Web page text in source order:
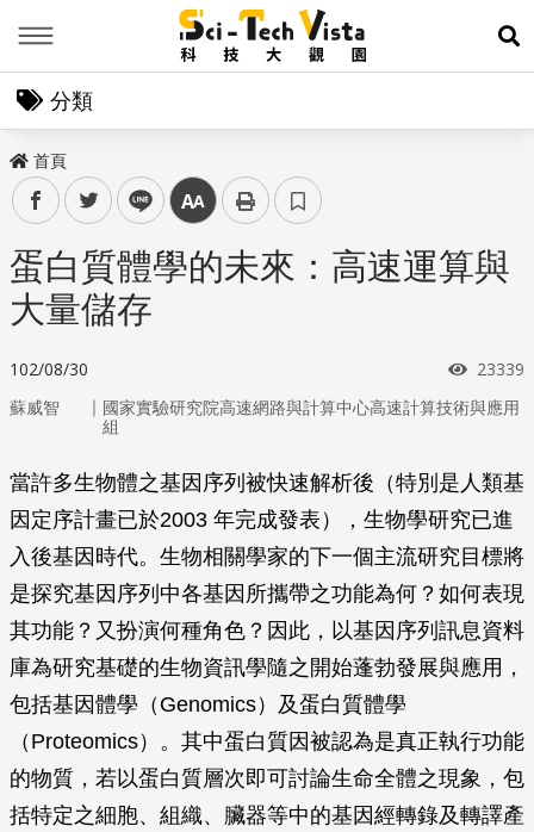
展
分類
首頁
facebooktwitter line 中
蛋白質體學的未來：高速運算與
大量儲存
102/08/30 瀏覽次
23339
蘇威智 ｜ 國家實驗研究院高速網路與計算中心高速計算技術與應用
組
當許多生物體之基因序列被快速解析後（特別是人類基
因定序計畫已於2003 年完成發表），生物學研究已進
入後基因時代。生物相關學家的下一個主流研究目標將
是探究基因序列中各基因所攜帶之功能為何？如何表現
其功能？又扮演何種角色？因此，以基因序列訊息資料
庫為研究基礎的生物資訊學隨之開始蓬勃發展與應用，
包括基因體學（Genomics）及蛋白質體學
（Proteomics）。其中蛋白質因被認為是真正執行功能
的物質，若以蛋白質層次即可討論生命全體之現象，包
括特定之細胞、組織、臟器等中的基因經轉錄及轉譯產